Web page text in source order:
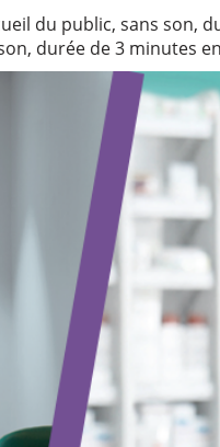
dialog
close the window.
du public, sans son,
durée de 3 minutes